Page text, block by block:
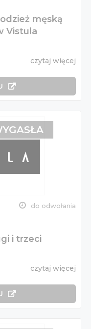
męską
Vistula
czytaj więcej
do odwołania
i trzeci
czytaj więcej